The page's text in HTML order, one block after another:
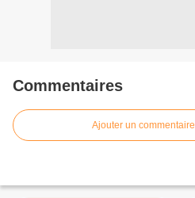
Commentaires
Ajouter un commentaire